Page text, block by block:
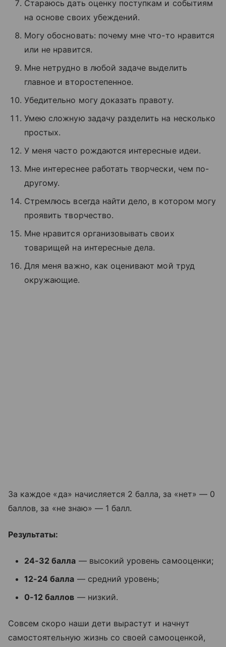
Стараюсь дать оценку поступкам и событиям
на основе своих убеждений.
Могу обосновать: почему мне что-то нравится
или не нравится.
Мне нетрудно в любой задаче выделить
главное и второстепенное.
Убедительно могу доказать правоту.
Умею сложную задачу разделить на несколько
простых.
У меня часто рождаются интересные идеи.
Мне интереснее работать творчески, чем по-
другому.
Стремлюсь всегда найти дело, в котором могу
проявить творчество.
Мне нравится организовывать своих
товарищей на интересные дела.
Для меня важно, как оценивают мой труд
окружающие.
За каждое «да» начисляется 2 балла, за «нет» — 0
баллов, за «не знаю» — 1 балл.
Результаты:
24-32 балла — высокий уровень самооценки;
12-24 балла — средний уровень;
0-12 баллов — низкий.
Совсем скоро наши дети вырастут и начнут
самостоятельную жизнь со своей самооценкой,